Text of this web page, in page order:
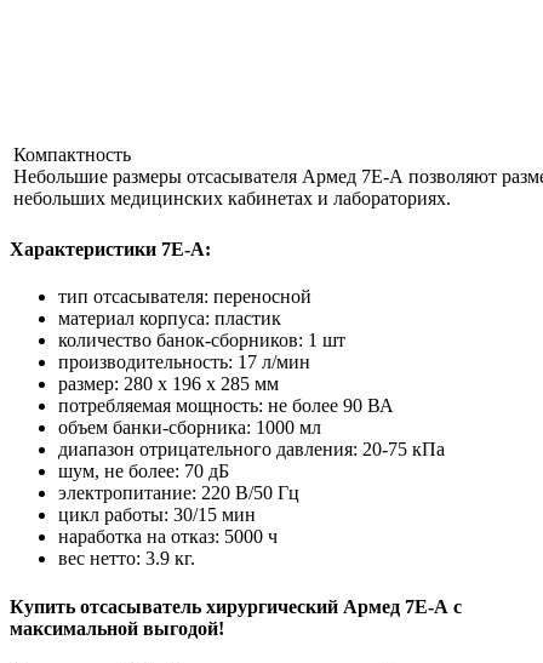
Компактность
Небольшие размеры отсасывателя Армед 7Е-А позволяют
небольших медицинских кабинетах и лабораториях.
Характеристики 7Е-A:
тип отсасывателя: переносной
материал корпуса: пластик
количество банок-сборников: 1 шт
производительность: 17 л/мин
размер: 280 х 196 х 285 мм
потребляемая мощность: не более 90 ВА
объем банки-сборника: 1000 мл
диапазон отрицательного давления: 20-75 кПа
шум, не более: 70 дБ
электропитание: 220 В/50 Гц
цикл работы: 30/15 мин
наработка на отказ: 5000 ч
вес нетто: 3.9 кг.
Купить отсасыватель хирургический Армед 7Е-А с
максимальной выгодой!